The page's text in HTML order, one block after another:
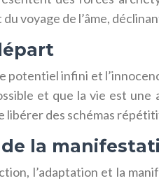
voyage de l’âme,
potentiel infini et
et que la vie est
des schémas
de la
l’adaptation et la